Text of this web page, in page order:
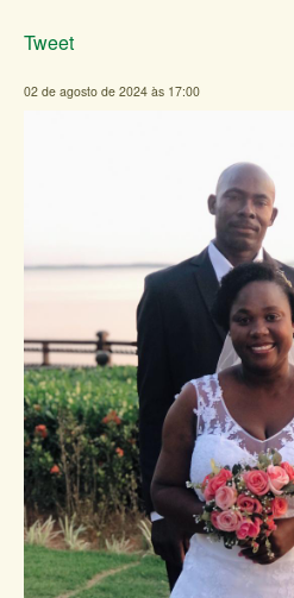
Tweet
02 de agosto de 2024 às 17:00